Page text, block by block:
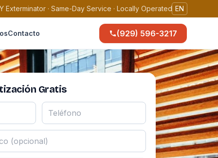
Exterminator · Same-Day Service · Locally Operated EN
Contacto (929) 596-3217
Gratis